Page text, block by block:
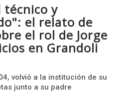
técnico y
el relato de
el rol de Jorge
en Grandoli
volvió a la institución de su
junto a su padre